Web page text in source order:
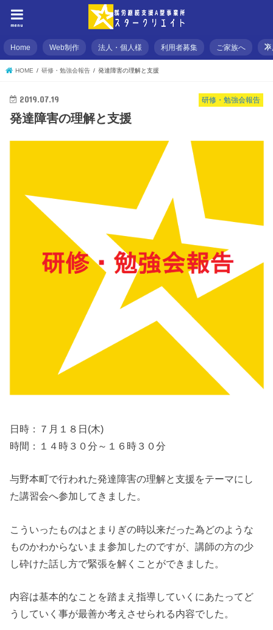
menu
Home Web制作 法人・個人様 利用者募集 ご家族へ
HOME 研修・勉強会報告 発達障害の理解と支援
研修・勉強会報告
2019.07.19
発達障害の理解と支援
日時：７月１８日(木)
時間：１４時３０分～１６時３０分
与野本町で行われた発達障害の理解と支援をテーマにし
た講習会へ参加してきました。
こういったものはとまりぎの時以来だった為どのような
ものかわからないまま参加したのですが、講師の方の少
し砕けた話し方で緊張を解くことができました。
内容は基本的なことを踏まえ指導していくにあたってど
うしていく事が最善か考えさせられる内容でした。